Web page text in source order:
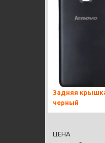
Задняя
черный
ЦЕНА